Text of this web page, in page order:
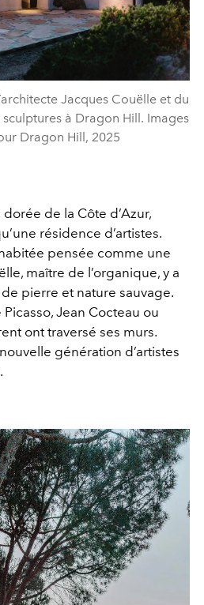
Jacques Couëlle et du
à Dragon Hill. Images
Dragon Hill, 2025
de la Côte d’Azur,
résidence d’artistes.
pensée comme une
maître de l’organique, y a
pierre et nature sauvage.
Jean Cocteau ou
ont traversé ses murs.
génération d’artistes